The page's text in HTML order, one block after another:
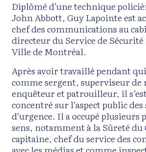
Diplômé d’une technique
John Abbott, Guy Lapointe est
chef des communications au
directeur du Service de
Ville de Montréal.
Après avoir travaillé pendant
comme sergent, superviseur de
enquêteur et patrouilleur, il
concentré sur l’aspect public des
d’urgence. Il a occupé plusieurs
sens, notamment à la Sûreté du
capitaine, chef du service des